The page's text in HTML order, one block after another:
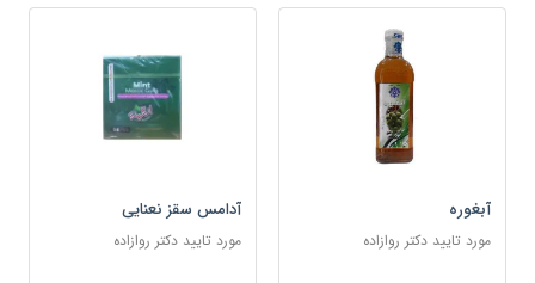
آبغوره
مورد تایید دکتر روازاده
آدامس سقز نعنایی
مورد تایید دکتر روازاده